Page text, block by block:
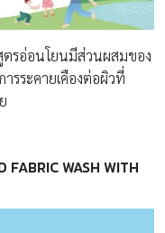
ตรอ่อนโยนมีส่วนผสมของ
รระคายเคืองต่อผิวที่
FABRIC WASH WITH